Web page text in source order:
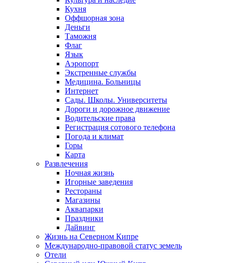
Кухня
Оффшорная зона
Деньги
Таможня
Флаг
Язык
Аэропорт
Экстренные службы
Медицина. Больницы
Интернет
Сады. Школы. Университеты
Дороги и дорожное движение
Водительские права
Регистрация сотового телефона
Погода и климат
Горы
Карта
Развлечения
Ночная жизнь
Игорные заведения
Рестораны
Магазины
Аквапарки
Праздники
Дайвинг
Жизнь на Северном Кипре
Международно-правовой статус земель
Отели